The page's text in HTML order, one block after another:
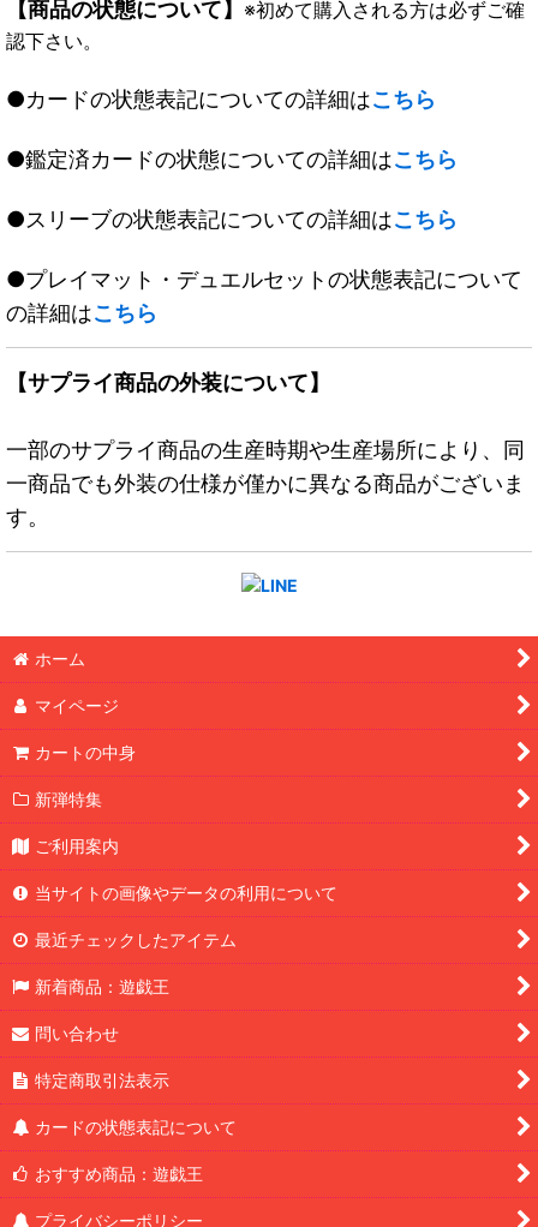
【商品の状態について】 ※初めて購入される方は必ずご確
認下さい。
●カードの状態表記についての詳細はこちら
●鑑定済カードの状態についての詳細はこちら
●スリーブの状態表記についての詳細はこちら
●プレイマット・デュエルセットの状態表記について
の詳細はこちら
【サプライ商品の外装について】
一部のサプライ商品の生産時期や生産場所により、同
一商品でも外装の仕様が僅かに異なる商品がございま
す。
ホーム
マイページ
カートの中身
新弾特集
ご利用案内
当サイトの画像やデータの利用について
最近チェックしたアイテム
新着商品：遊戯王
問い合わせ
特定商取引法表示
カードの状態表記について
おすすめ商品：遊戯王
プライバシーポリシー